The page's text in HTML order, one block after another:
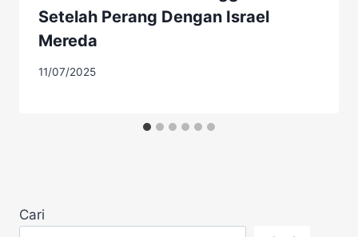
Setelah Perang Dengan Israel
Mereda
11/07/2025
Cari